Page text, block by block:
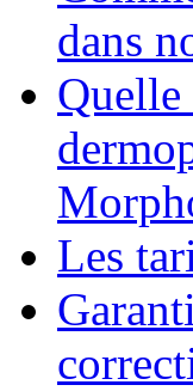
dans
Quelle
Les